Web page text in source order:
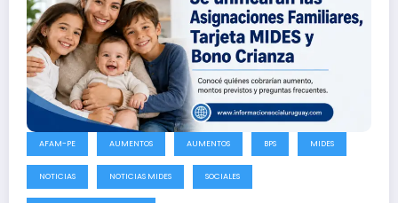
AFAM-PE AUMENTOS AUMENTOS BPS MIDES
NOTICIAS NOTICIAS MIDES SOCIALES